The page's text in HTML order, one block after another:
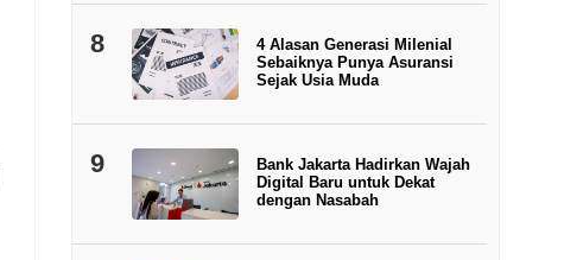
8
4 Alasan Generasi Milenial
Sebaiknya Punya Asuransi
Sejak Usia Muda
9
Bank Jakarta Hadirkan Wajah
Digital Baru untuk Dekat
dengan Nasabah